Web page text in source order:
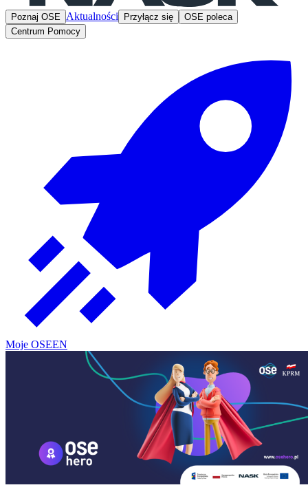
Poznaj OSE Aktualności Przyłącz się
OSE poleca
Centrum Pomocy
Moje OSEEN